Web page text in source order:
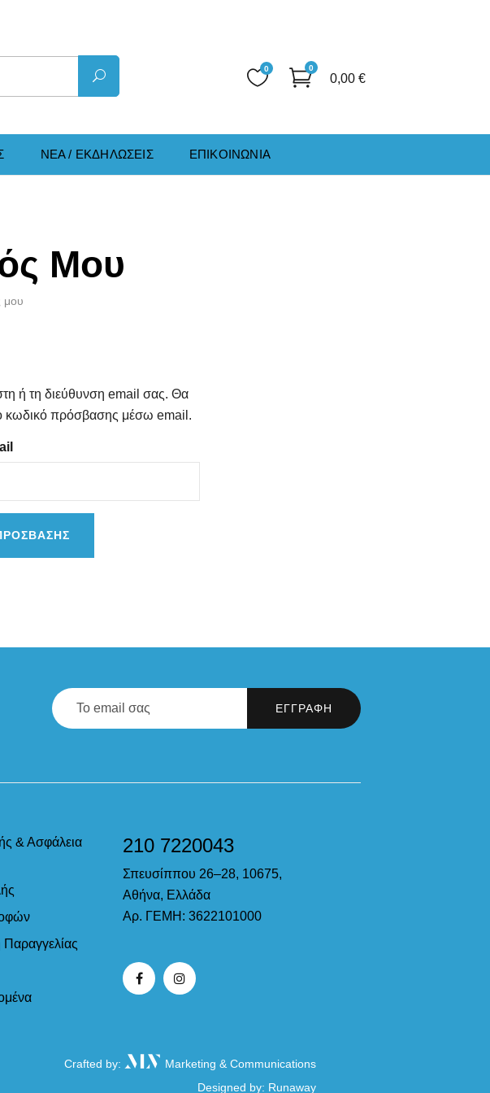
0
0,00 €
0
ΝΕΑ / ΕΚΔΗΛΩΣΕΙΣ ΕΠΙΚΟΙΝΩΝΙΑ
Μου
μου
ή τη διεύθυνση email σας. Θα
κωδικό πρόσβασης μέσω email.
& Ασφάλεια
210 7220043
Σπευσίππου 26–28, 10675,
Αθήνα, Ελλάδα
Αρ. ΓΕΜΗ: 3622101000
Crafted by:
Marketing & Communications
Designed by: Runaway